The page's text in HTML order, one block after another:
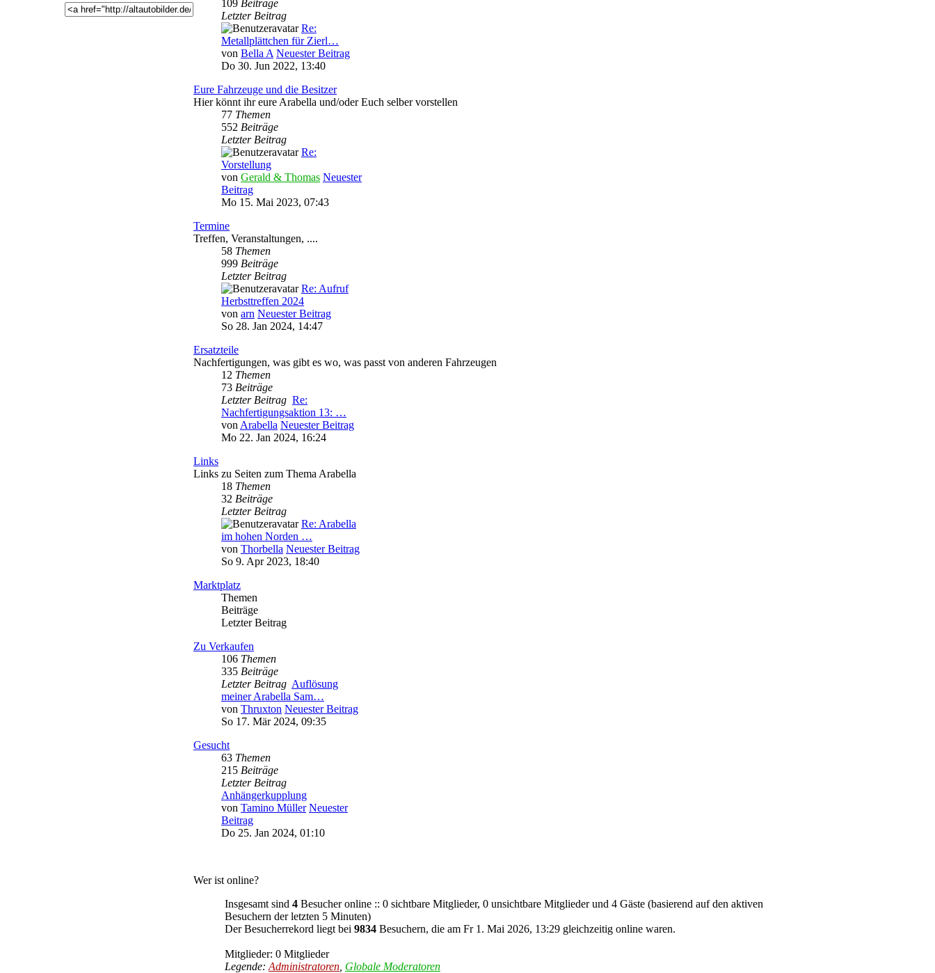
109 Beiträge
Letzter Beitrag
Re:
Metallplättchen für Zierl…
von Bella A Neuester Beitrag
Do 30. Jun 2022, 13:40
Eure Fahrzeuge und die Besitzer
Hier könnt ihr eure Arabella und/oder Euch selber vorstellen
77 Themen
552 Beiträge
Letzter Beitrag
Re:
Vorstellung
von Gerald & Thomas Neuester
Beitrag
Mo 15. Mai 2023, 07:43
Termine
Treffen, Veranstaltungen, ....
58 Themen
999 Beiträge
Letzter Beitrag
Re: Aufruf
Herbsttreffen 2024
von arn Neuester Beitrag
So 28. Jan 2024, 14:47
Ersatzteile
Nachfertigungen, was gibt es wo, was passt von anderen Fahrzeugen
12 Themen
73 Beiträge
Letzter Beitrag Re:
Nachfertigungsaktion 13: …
von Arabella Neuester Beitrag
Mo 22. Jan 2024, 16:24
Links
Links zu Seiten zum Thema Arabella
18 Themen
32 Beiträge
Letzter Beitrag
Re: Arabella
im hohen Norden …
von Thorbella Neuester Beitrag
So 9. Apr 2023, 18:40
Marktplatz
Themen
Beiträge
Letzter Beitrag
Zu Verkaufen
106 Themen
335 Beiträge
Letzter Beitrag Auflösung
meiner Arabella Sam…
von Thruxton Neuester Beitrag
So 17. Mär 2024, 09:35
Gesucht
63 Themen
215 Beiträge
Letzter Beitrag
Anhängerkupplung
von Tamino Müller Neuester
Beitrag
Do 25. Jan 2024, 01:10
Wer ist online?
Insgesamt sind 4 Besucher online :: 0 sichtbare Mitglieder, 0 unsichtbare Mitglieder und 4 Gäste (basierend auf den aktiven
Besuchern der letzten 5 Minuten)
Der Besucherrekord liegt bei 9834 Besuchern, die am Fr 1. Mai 2026, 13:29 gleichzeitig online waren.
Mitglieder: 0 Mitglieder
Legende: Administratoren Globale Moderatoren